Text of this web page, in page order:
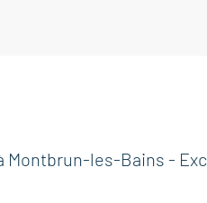
Montbrun-les-Bains -